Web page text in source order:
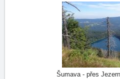
Šumava - přes